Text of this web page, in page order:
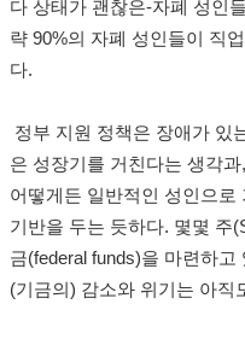
다 상태가 괜찮은-자폐 성인
략 90%의 자폐 성인들이 직
다.
정부 지원 정책은 장애가 있
은 성장기를 거친다는 생각과,
어떻게든 일반적인 성인으로
기반을 두는 듯하다. 몇몇 주
금(federal funds)을 마련하고
(기금의 ) 감소와 위기는 아직